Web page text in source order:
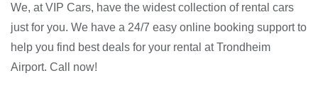
We, at VIP Cars, have the widest collection of rental cars
just for you. We have a 24/7 easy online booking support to
help you find best deals for your rental at Trondheim
Airport. Call now!